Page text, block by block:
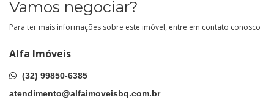
Vamos negociar?
Para ter mais informações sobre este imóvel, entre em contato conosco
Alfa Imóveis
(32) 99850-6385
atendimento@alfaimoveisbq.com.br